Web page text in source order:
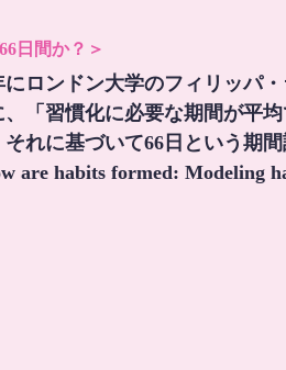
日間か？＞
にロンドン大学のフィリッパ
、「習慣化に必要な期間が平
それに基づいて66日という期
are habits formed: Modeling